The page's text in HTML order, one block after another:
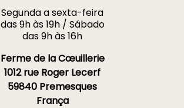
Segunda a sexta-feira
das 9h às 19h / Sábado
das 9h às 16h
Ferme de la Cœuillerie
1012 rue Roger Lecerf
59840 Premesques
França